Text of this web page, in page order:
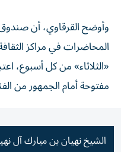
وأوضح القرقاوي، أن
المحاضرات في مراكز
«الثلاثاء» من كل أسبوع،
مفتوحة أمام الجمهور من
الشيخ نهيان بن مبارك آل